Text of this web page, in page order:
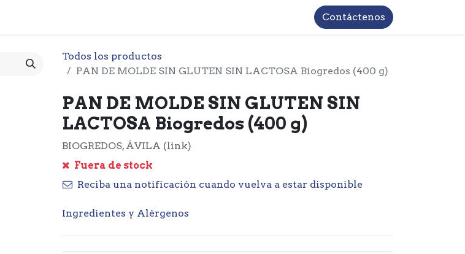
INFORMACIÓN BASICA LOPD
Contáctenos
Todos los productos
PAN DE MOLDE SIN GLUTEN SIN LACTOSA Biogredos (400 g)
PAN DE MOLDE SIN GLUTEN SIN
LACTOSA Biogredos (400 g)
BIOGREDOS, ÁVILA (link)
Fuera de stock
Reciba una notificación cuando vuelva a estar disponible
Ingredientes y Alérgenos